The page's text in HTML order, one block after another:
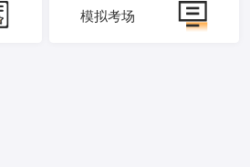
模拟考场